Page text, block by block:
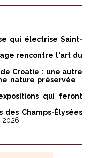
qui électrise Saint-
rencontre l'art du
Croatie : une autre
nature préservée -
qui feront
Champs-Élysées
2026